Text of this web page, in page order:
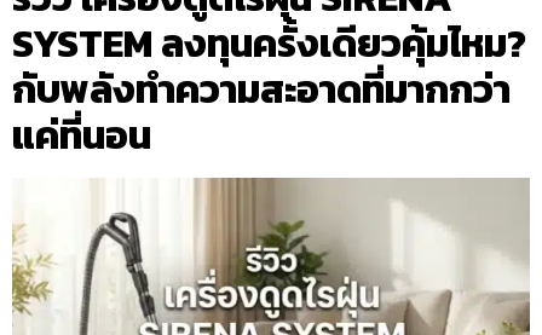
SYSTEM ลงทุนครั้งเดียวคุ้มไหม?
กับพลังทำความสะอาดที่มากกว่า
แค่ที่นอน